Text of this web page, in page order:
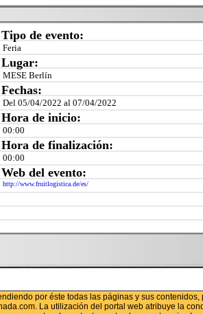
Tipo de evento:
Feria
Lugar:
MESE Berlín
Fechas:
Del 05/04/2022 al 07/04/2022
Hora de inicio:
00:00
Hora de finalización:
00:00
Web del evento:
http://www.fruitlogistica.de/es/
por éste todas las páginas y sus contenidos,
La utilización del portal web atribuye la